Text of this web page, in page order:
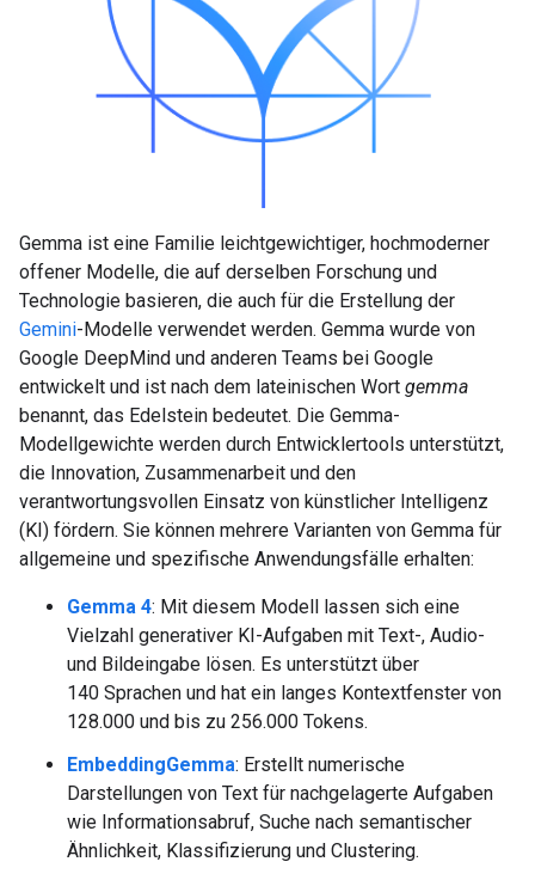
Gemma ist eine Familie leichtgewichtiger, hochmoderner
offener Modelle, die auf derselben Forschung und
Technologie basieren, die auch für die Erstellung der
Gemini-Modelle verwendet werden. Gemma wurde von
Google DeepMind und anderen Teams bei Google
entwickelt und ist nach dem lateinischen Wort gemma
benannt, das Edelstein bedeutet. Die Gemma-
Modellgewichte werden durch Entwicklertools unterstützt,
die Innovation, Zusammenarbeit und den
verantwortungsvollen Einsatz von künstlicher Intelligenz
(KI) fördern. Sie können mehrere Varianten von Gemma für
allgemeine und spezifische Anwendungsfälle erhalten:
Gemma 4: Mit diesem Modell lassen sich eine
Vielzahl generativer KI-Aufgaben mit Text-, Audio-
und Bildeingabe lösen. Es unterstützt über
140 Sprachen und hat ein langes Kontextfenster von
128.000 und bis zu 256.000 Tokens.
EmbeddingGemma: Erstellt numerische
Darstellungen von Text für nachgelagerte Aufgaben
wie Informationsabruf, Suche nach semantischer
Ähnlichkeit, Klassifizierung und Clustering.